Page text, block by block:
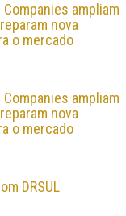
ampliam
nova
o mercado
ampliam
nova
o mercado
DRSUL